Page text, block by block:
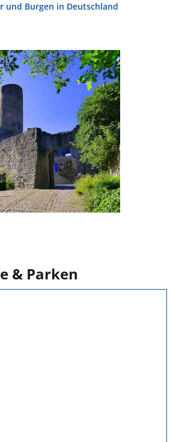
und Burgen in Deutschland
& Parken